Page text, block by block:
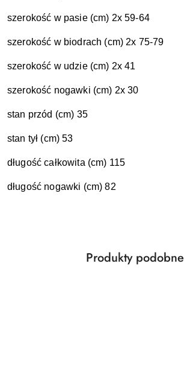
szerokość w pasie (cm) 2x 59-64
szerokość w biodrach (cm) 2x 75-79
szerokość w udzie (cm) 2x 41
szerokość nogawki (cm) 2x 30
stan przód (cm) 35
stan tył (cm) 53
długość całkowita (cm) 115
długość nogawki (cm) 82
Pomiń karuzelę produktów
Produkty
Produkty podobne